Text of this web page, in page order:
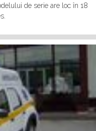
de serie are loc în 18